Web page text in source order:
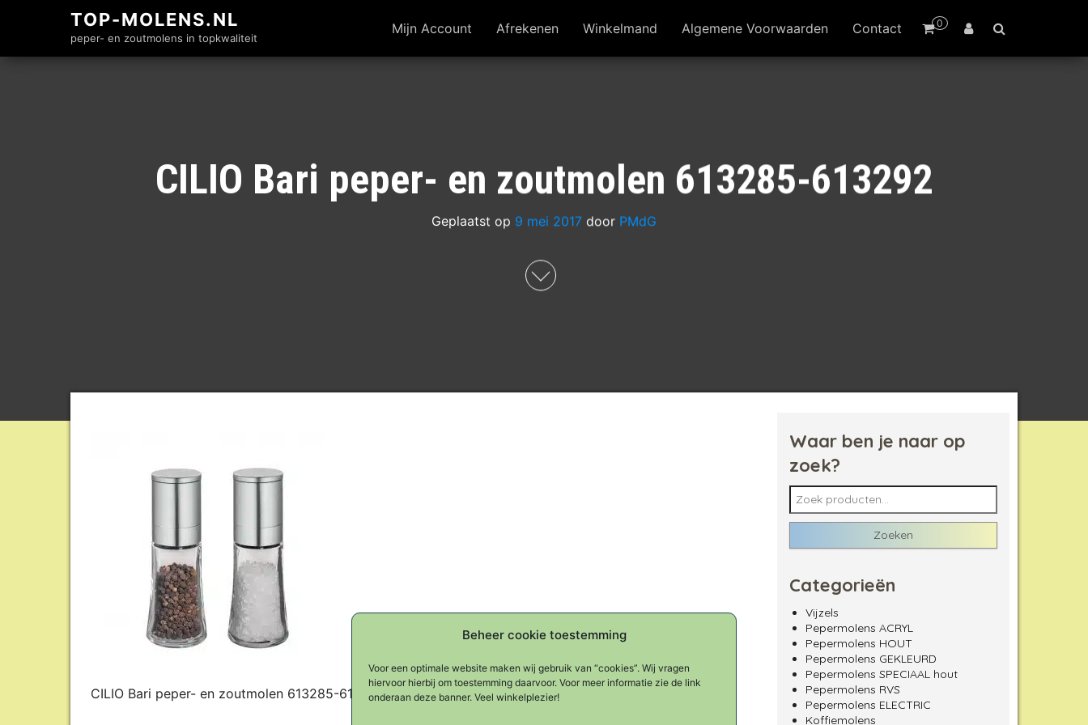
Beheer cookie toestemming
Voor een optimale website maken wij gebruik van “cookies”. Wij vragen
hiervoor hierbij om toestemming daarvoor. Voor meer informatie zie de link
onderaan deze banner. Veel winkelplezier!
TOP-MOLENS.NL
peper- en zoutmolens in topkwaliteit
0
Mijn Account Afrekenen Winkelmand Algemene Voorwaarden Contact
CILIO Bari peper- en zoutmolen 613285-613292
Geplaatst op 9 mei 2017 door PMdG
CILIO Bari peper- en zoutmolen 613285-613292
Waar ben je naar op
zoek?
Zoeken naar:
Zoeken
Categorieën
Vijzels
Pepermolens ACRYL
Pepermolens HOUT
Pepermolens GEKLEURD
Pepermolens SPECIAAL hout
Pepermolens RVS
Pepermolens ELECTRIC
Koffiemolens